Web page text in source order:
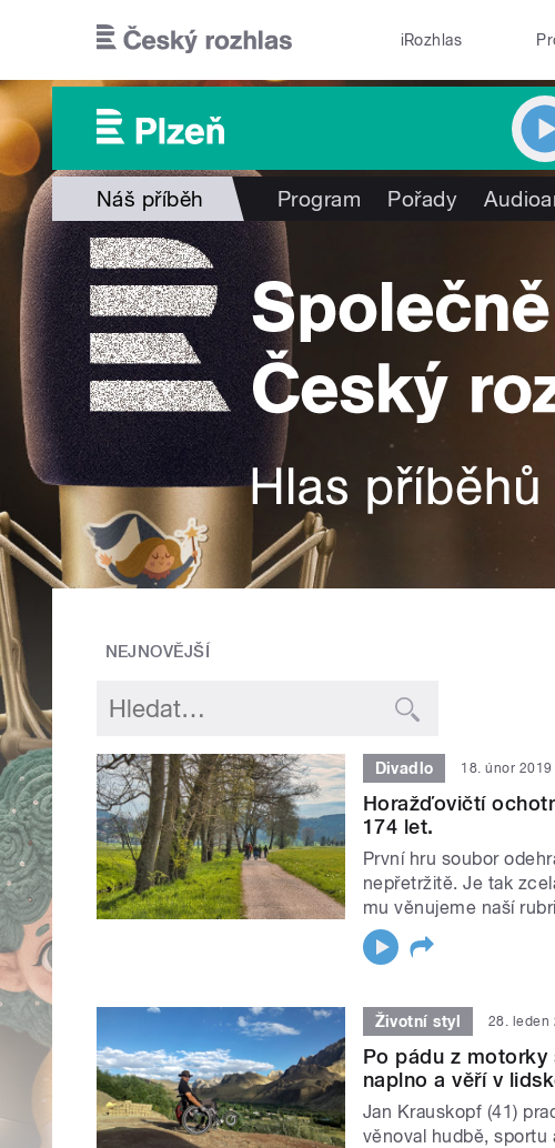
iRozhlas
Náš příběh Program Pořady
NEJNOVĚJŠÍ
Divadlo 18. únor 2019
Horažďovičtí
174 let.
První hru soubor
nepřetržitě. Je tak
mu věnujeme naší
Životní styl 28. leden
Po pádu z motorky
naplno a věří v
Jan Krauskopf (41)
věnoval hudbě, sportu